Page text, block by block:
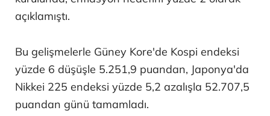
açıklamıştı.
Bu gelişmelerle Güney Kore'de Kospi endeksi
yüzde 6 düşüşle 5.251,9 puandan, Japonya'da
Nikkei 225 endeksi yüzde 5,2 azalışla 52.707,5
puandan günü tamamladı.